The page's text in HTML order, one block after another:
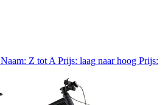
Naam: Z tot A Prijs: laag naar hoog Prijs: